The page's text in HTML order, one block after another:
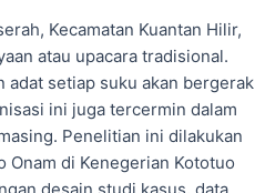
Kecamatan Kuantan Hilir,
atau upacara tradisional.
adat setiap suku akan bergerak
ini juga tercermin dalam
Penelitian ini dilakukan
Onam di Kenegerian Kototuo